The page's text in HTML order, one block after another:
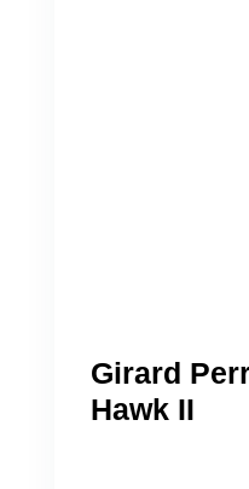
Girard
Hawk II